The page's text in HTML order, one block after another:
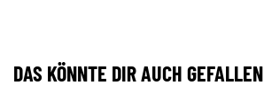
DAS KÖNNTE DIR AUCH GEFALLEN